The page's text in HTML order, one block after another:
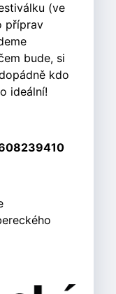
(ve
příprav
bude, si
kdo
ideální!